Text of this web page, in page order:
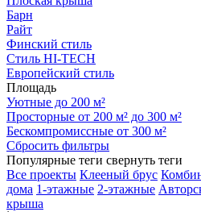
Барн
Райт
Финский стиль
Стиль HI-TECH
Европейский стиль
Площадь
Уютные до 200 м²
Просторные от 200 м² до 300 м²
Бескомпромиссные от 300 м²
Сбросить фильтры
Популярные теги свернуть теги
Все проекты Клееный брус
дома 1-этажные 2-этажные
крыша